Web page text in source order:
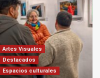
Artes Visuales
Destacados
Espacios culturales